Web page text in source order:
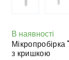
В наявності
з кришкою